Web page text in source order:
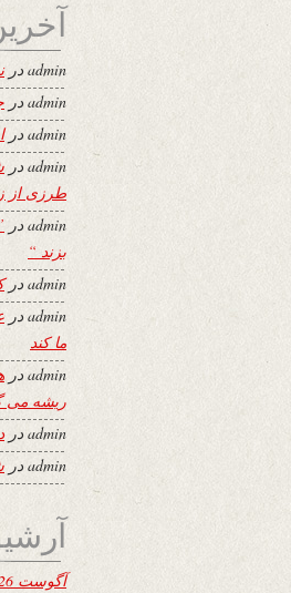
adminدر
adminدر
adminدر
adminدر
طرزی از
adminدر
بزند “
adminدر
adminدر
ما کند
adminدر
ریشه می
adminدر
admin در
آگوست 2026